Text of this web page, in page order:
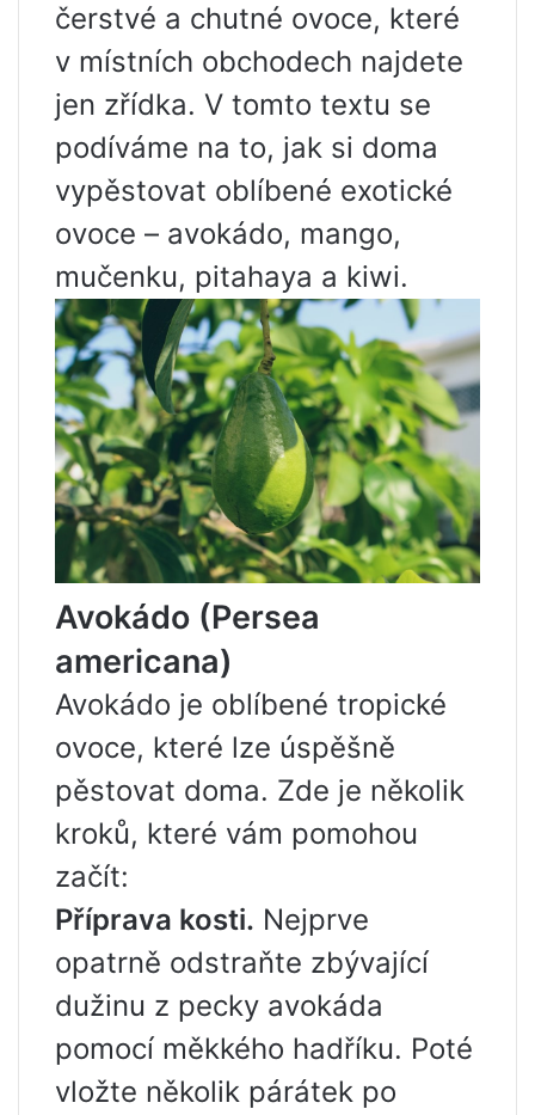
čerstvé a chutné ovoce, které
v místních obchodech najdete
jen zřídka. V tomto textu se
podíváme na to, jak si doma
vypěstovat oblíbené exotické
ovoce – avokádo, mango,
mučenku, pitahaya a kiwi.
Avokádo (Persea
americana)
Avokádo je oblíbené tropické
ovoce, které lze úspěšně
pěstovat doma. Zde je několik
kroků, které vám pomohou
začít:
Příprava kosti. Nejprve
opatrně odstraňte zbývající
dužinu z pecky avokáda
pomocí měkkého hadříku. Poté
vložte několik párátek po